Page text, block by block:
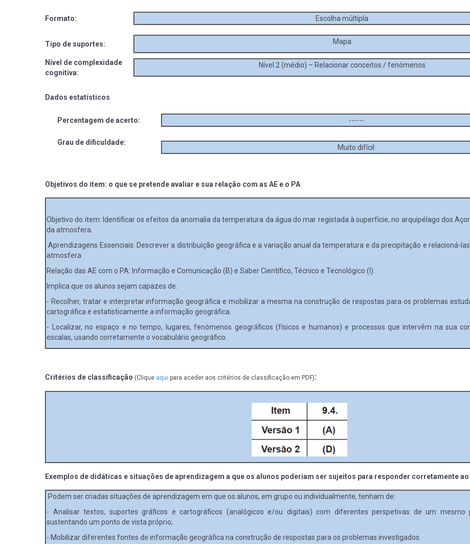
Formato: Escolha múltipla
Tipo de suportes: Mapa
Nível de complexidade
cognitiva:
Nível 2 (médio) – Relacionar conceitos / fenómenos
Dados estatísticos
Percentagem de acerto: ------
Grau de dificuldade:
Muito difícil
Objetivos do item: o que se pretende avaliar e sua relação com as AE e o PA
Objetivo do item: Identificar os efeitos da anomalia da temperatura da água do mar registada à superfície, no arquipélago dos
da atmosfera.
Aprendizagens Essenciais: Descrever a distribuição geográfica e a variação anual da temperatura e da precipitação e relacioná-
atmosfera.
Relação das AE com o PA: Informação e Comunicação (B) e Saber Científico, Técnico e Tecnológico (I).
Implica que os alunos sejam capazes de:
- Recolher, tratar e interpretar informação geográfica e mobilizar a mesma na construção de respostas para os problemas
cartográfica e estatisticamente a informação geográfica.
- Localizar, no espaço e no tempo, lugares, fenómenos geográficos (físicos e humanos) e processos que intervêm na sua
escalas, usando corretamente o vocabulário geográfico.
Critérios de classificação (Clique aqui para aceder aos critérios de classificação em PDF):
Exemplos de didáticas e situações de aprendizagem a que os alunos poderiam ser sujeitos para responder corretamente
Podem ser criadas situações de aprendizagem em que os alunos, em grupo ou individualmente, tenham de:
- Analisar textos, suportes gráficos e cartográficos (analógicos e/ou digitais) com diferentes perspetivas de um mesmo
sustentando um ponto de vista próprio;
- Mobilizar diferentes fontes de informação geográfica na construção de respostas para os problemas investigados.